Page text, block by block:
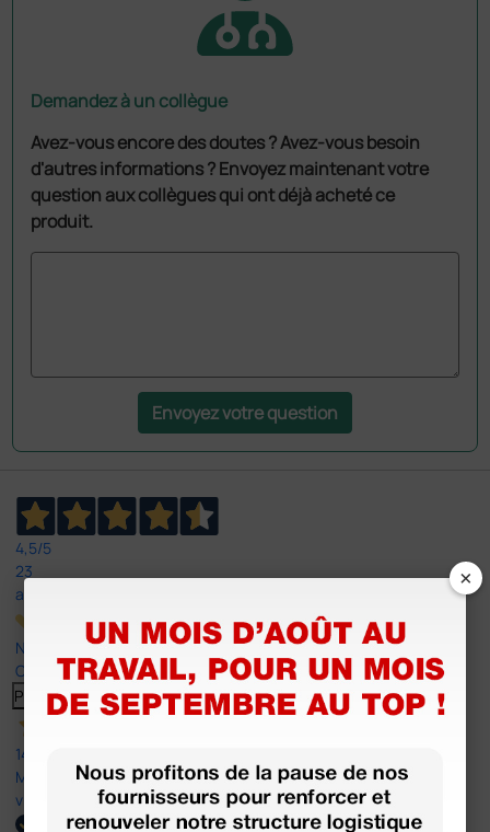
Demandez à un collègue
Avez-vous encore des doutes ? Avez-vous besoin
d'autres informations ? Envoyez maintenant votre
question aux collègues qui ont déjà acheté ce
produit.
Envoyez votre question
4,5/5
23
avis
Nos avis 4 et 5 étoiles.
Cliquez ici pour tous les lire >
Previous Suivant
14 Avr 2026
Mon article reçu est conforme à la description texte, image et
vidéo proposée par le site.
×